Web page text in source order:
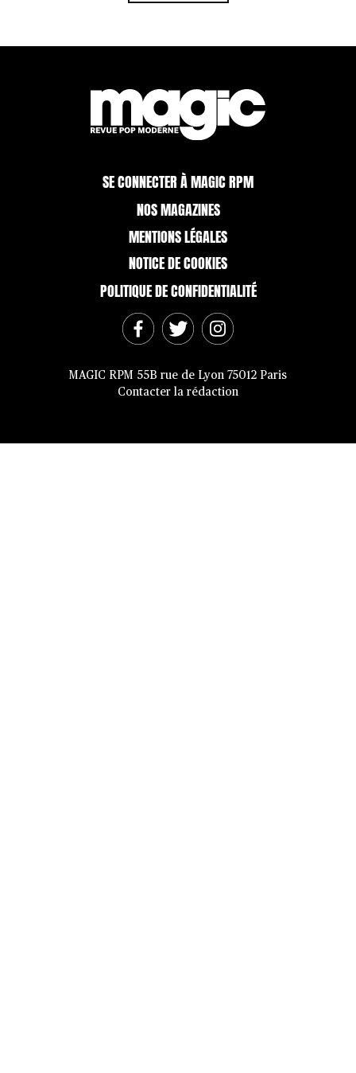
SE CONNECTER À MAGIC RPM
NOS MAGAZINES
MENTIONS LÉGALES
NOTICE DE COOKIES
POLITIQUE DE CONFIDENTIALITÉ
MAGIC RPM 55B rue de Lyon 75012 Paris
Contacter la rédaction